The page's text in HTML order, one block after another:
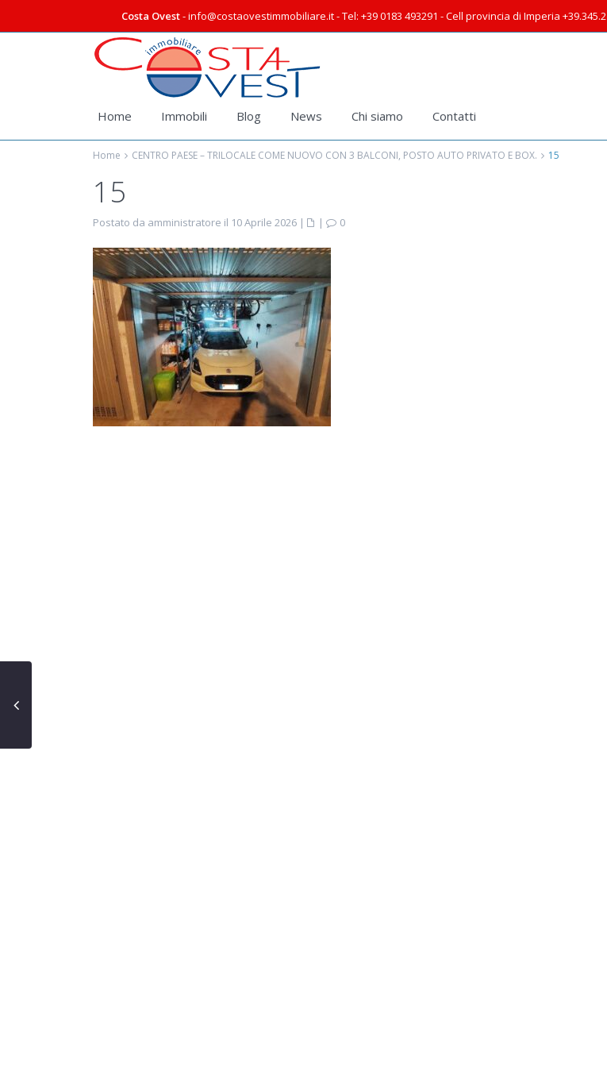
Costa Ovest- info@costaovestimmobiliare.it - Tel: +39 0183 493291 - Cell provincia di Imperia
Home Immobili Blog News Chi siamo Contatti
Home CENTRO PAESE – TRILOCALE COME NUOVO CON 3 BALCONI, POSTO AUTO PRIVATO E BOX. 15
15
Postato da amministratore il 10 Aprile 2026 | | 0